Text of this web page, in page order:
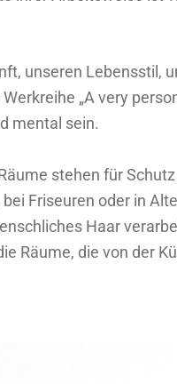
unseren Lebensstil,
„A very
mental sein.
stehen für
Friseuren oder in
Haar
Räume, die von der